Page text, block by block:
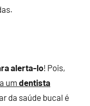
alerta-lo! Pois,
um dentista
da saúde bucal é